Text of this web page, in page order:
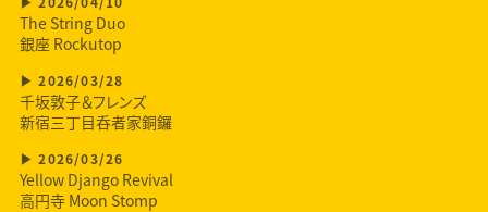
The String Duo
銀座 Rockutop
2026/03/28
千坂敦子＆フレンズ
新宿三丁目呑者家銅鑼
2026/03/26
Yellow Django Revival
高円寺 Moon Stomp